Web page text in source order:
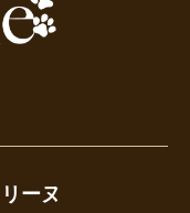
ーヌ